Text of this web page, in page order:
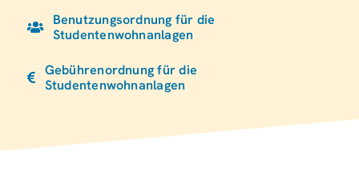
Benutzungsordnung für die
Studentenwohnanlagen
Gebührenordnung für die
Studentenwohnanlagen